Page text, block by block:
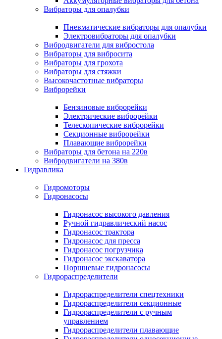
Вибраторы для опалубки
Пневматические вибраторы для опалубки
Электровибраторы для опалубки
Вибродвигатели для вибростола
Вибраторы для вибросита
Вибраторы для грохота
Вибраторы для стяжки
Высокочастотные вибраторы
Виброрейки
Бензиновые виброрейки
Электрические виброрейки
Телескопические виброрейки
Секционные виброрейки
Плавающие виброрейки
Вибраторы для бетона на 220в
Вибродвигатели на 380в
Гидравлика
Гидромоторы
Гидронасосы
Гидронасос высокого давления
Ручной гидравлический насос
Гидронасос трактора
Гидронасос для пресса
Гидронасос погрузчика
Гидронасос экскаватора
Поршневые гидронасосы
Гидрораспределители
Гидрораспределители спецтехники
Гидрораспределители секционные
Гидрораспределители с ручным
управлением
Гидрораспределители плавающие